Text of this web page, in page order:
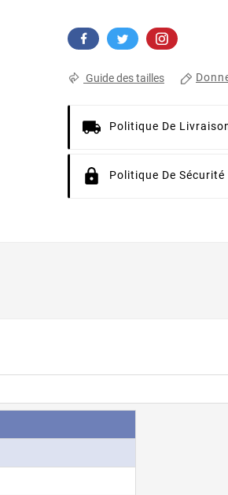
Guide des tailles
Politique De
Politique De Sécurité